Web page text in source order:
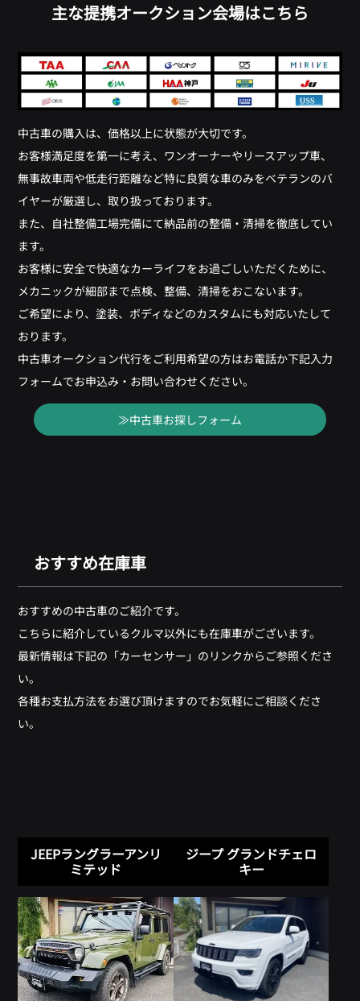
主な提携オークション会場はこちら
中古車の購入は、価格以上に状態が大切です。
お客様満足度を第一に考え、ワンオーナーやリースアップ車、
無事故車両や低走行距離など特に良質な車のみをベテランのバ
イヤーが厳選し、取り扱っております。
また、自社整備工場完備にて納品前の整備・清掃を徹底してい
ます。
お客様に安全で快適なカーライフをお過ごしいただくために、
メカニックが細部まで点検、整備、清掃をおこないます。
ご希望により、塗装、ボディなどのカスタムにも対応いたして
おります。
中古車オークション代行をご利用希望の方はお電話か下記入力
フォームでお申込み・お問い合わせください。
≫中古車お探しフォーム
おすすめ在庫車
おすすめの中古車のご紹介です。
こちらに紹介しているクルマ以外にも在庫車がございます。
最新情報は下記の「カーセンサー」のリンクからご参照くださ
い。
各種お支払方法をお選び頂けますのでお気軽にご相談くださ
い。
JEEPラングラーアンリ
ミテッド
ジープ グランドチェロ
キー